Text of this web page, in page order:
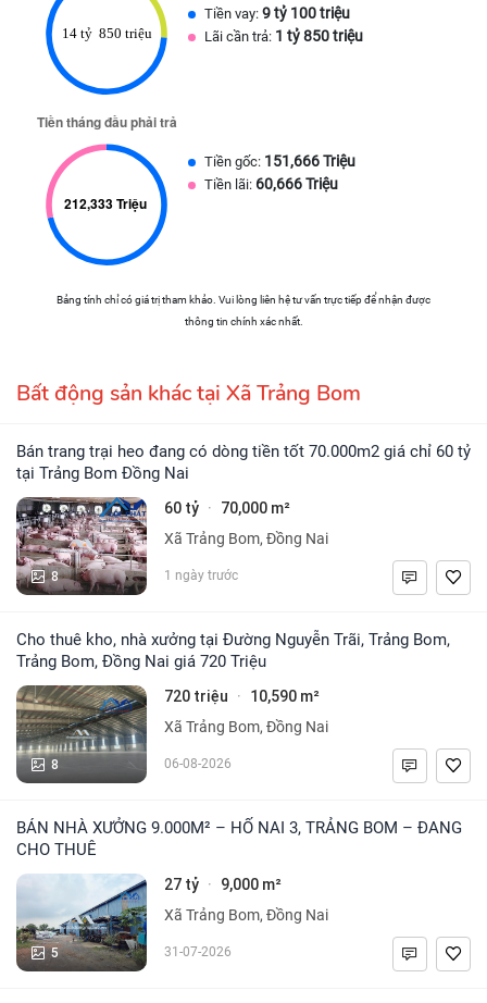
Tiền vay: 9 tỷ 100 triệu
Lãi cần trả: 1 tỷ 850 triệu
Tiền gốc: 151,666 Triệu
Tiền lãi: 60,666 Triệu
Bảng tính chỉ có giá trị tham khảo. Vui lòng liên hệ tư vấn trực tiếp để nhận được
thông tin chính xác nhất.
Bất động sản khác tại Xã Trảng Bom
Bán trang trại heo đang có dòng tiền tốt 70.000m2 giá chỉ 60 tỷ
tại Trảng Bom Đồng Nai
8
60 tỷ · 70,000 m²
Xã Trảng Bom, Đồng Nai
1 ngày trước
Cho thuê kho, nhà xưởng tại Đường Nguyễn Trãi, Trảng Bom,
Trảng Bom, Đồng Nai giá 720 Triệu
8
720 triệu · 10,590 m²
Xã Trảng Bom, Đồng Nai
06-08-2026
BÁN NHÀ XƯỞNG 9.000M² – HỐ NAI 3, TRẢNG BOM – ĐANG
CHO THUÊ
5
27 tỷ · 9,000 m²
Xã Trảng Bom, Đồng Nai
31-07-2026